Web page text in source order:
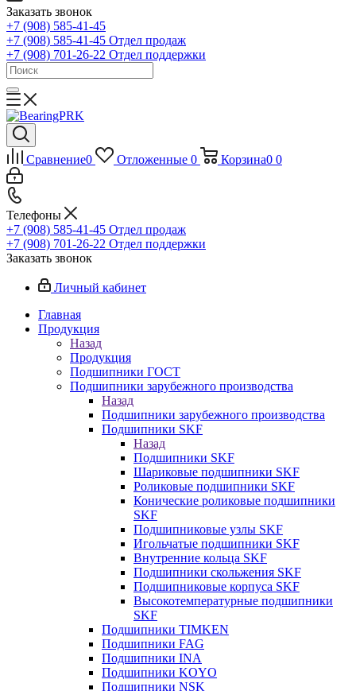
Заказать звонок
+7 (908) 585-41-45
+7 (908) 585-41-45 Отдел продаж
+7 (908) 701-26-22 Отдел поддержки
Сравнение0 Отложенные 0 Корзина0 0
Телефоны
+7 (908) 585-41-45 Отдел продаж
+7 (908) 701-26-22 Отдел поддержки
Заказать звонок
Личный кабинет
Главная
Продукция
Назад
Продукция
Подшипники ГОСТ
Подшипники зарубежного производства
Назад
Подшипники зарубежного производства
Подшипники SKF
Назад
Подшипники SKF
Шариковые подшипники SKF
Роликовые подшипники SKF
Конические роликовые подшипники
SKF
Подшипниковые узлы SKF
Игольчатые подшипники SKF
Внутренние кольца SKF
Подшипники скольжения SKF
Подшипниковые корпуса SKF
Высокотемпературные подшипники
SKF
Подшипники TIMKEN
Подшипники FAG
Подшипники INA
Подшипники KOYO
Подшипники NSK